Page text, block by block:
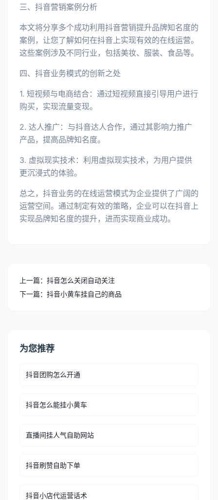
三、抖音营销案例分析
本文将分享多个成功利用抖音营销提升品牌知名度的
案例，让您了解如何在抖音上实现有效的在线运营。
这些案例涉及不同行业，包括美妆、服装、食品等。
四、抖音业务模式的创新之处
1. 短视频与电商结合：通过短视频直接引导用户进行
购买，实现流量变现。
2. 达人推广：与抖音达人合作，通过其影响力推广
产品，提高品牌知名度。
3. 虚拟现实技术：利用虚拟现实技术，为用户提供
更沉浸式的体验。
总之，抖音业务的在线运营模式为企业提供了广阔的
运营空间。通过制定有效的策略，企业可以在抖音上
实现品牌知名度的提升，进而实现商业成功。
上一篇：抖音怎么关闭自动关注
下一篇：抖音小黄车挂自己的商品
为您推荐
抖音团购怎么开通
抖音怎么能挂小黄车
直播间挂人气自助网站
抖音刷赞自助下单
抖音小店代运营话术